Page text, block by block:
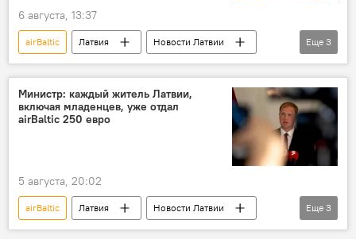
6 августа, 13:37
airBaltic Латвия
Новости Латвии
Новости Балтии
Андрис Кулбергс
финансирование
Еще 3
Министр: каждый житель Латвии,
включая младенцев, уже отдал
airBaltic 250 евро
5 августа, 20:02
airBaltic Латвия
Новости Латвии
Новости экономики Латвии
Еще 3